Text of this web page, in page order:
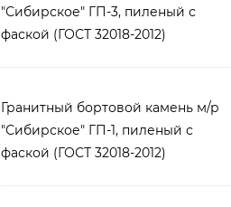
"Сибирское" ГП-3, пиленый с
фаской (ГОСТ 32018-2012)
Гранитный бортовой камень м/р
"Сибирское" ГП-1, пиленый с
фаской (ГОСТ 32018-2012)